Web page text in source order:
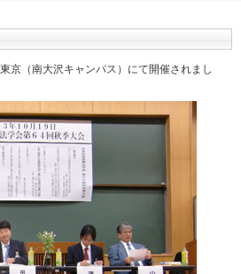
京（南大沢キャンパス）にて開催されまし